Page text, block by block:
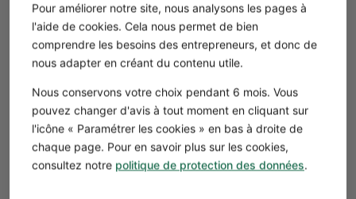
Pour améliorer notre site, nous analysons les pages à
l'aide de cookies. Cela nous permet de bien
comprendre les besoins des entrepreneurs, et donc de
nous adapter en créant du contenu utile.
Nous conservons votre choix pendant 6 mois. Vous
pouvez changer d'avis à tout moment en cliquant sur
l'icône « Paramétrer les cookies » en bas à droite de
chaque page. Pour en savoir plus sur les cookies,
consultez notre politique de protection des données.
limitée aux
apports
Président
salarié
Souplesse
dans la
gestion et
répartition